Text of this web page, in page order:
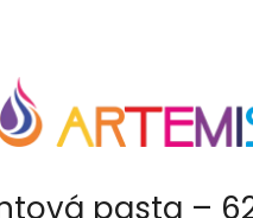
pasta –